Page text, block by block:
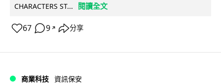
CHARACTERS ST...
閱讀全文
67 9 ↗ 分享
商業科技 資訊保安